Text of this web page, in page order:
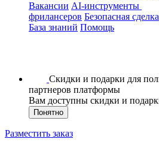
Вакансии AI-инструменты
фрилансеров Безопасная сделка
База знаний Помощь
Скидки и подарки для
партнеров платформы
Вам доступны скидки и
Понятно
Разместить заказ